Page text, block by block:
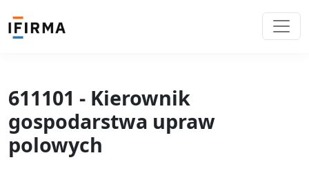
611101 - Kierownik
gospodarstwa upraw
polowych